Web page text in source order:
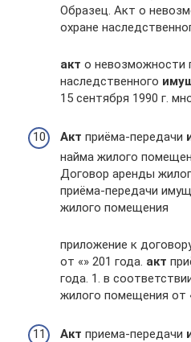
Образец. Акт о
охране
акт о невозможности
наследственного
15 сентября 1990 г.
Акт приёма-передачи
найма жилого
Договор аренды
приёма-передачи
жилого помещения
приложение к
от «» 201 года. акт
года. 1. в
жилого помещения от
Акт приема-передачи